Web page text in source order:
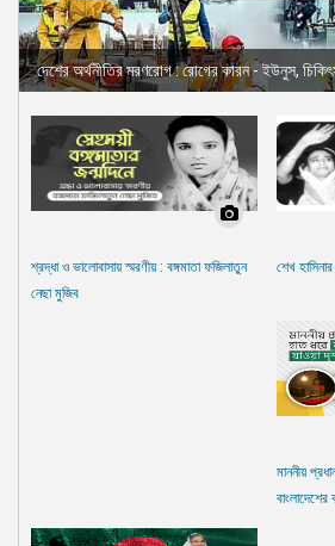
দেশের অর্থনীতির মরণরোগ : রোগের কারন - ইউনুস,
শ্রদ্ধা ও ভালোবাসায় স্মরণীয় : বঙ্গমাতা ফজিলাতুন
নেছা মুজিব
শেখ
মাননীয়